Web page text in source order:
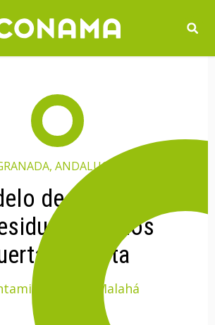
ANDALUCÍA
de recogida
urbanos
a puerta
de la Malahá